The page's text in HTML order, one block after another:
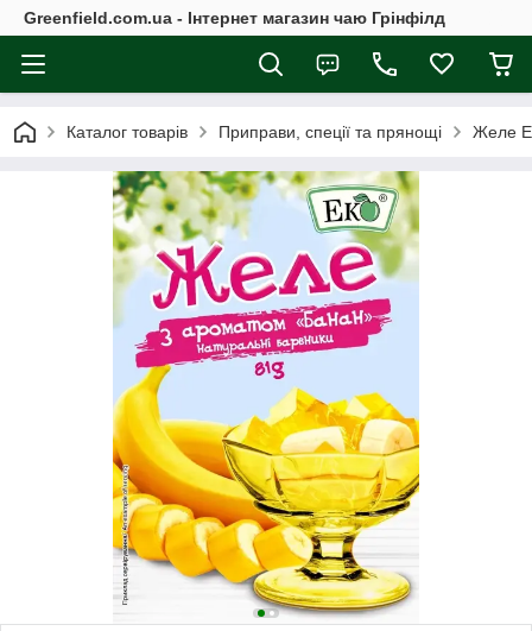
Greenfield.com.ua - Інтернет магазин чаю Грінфілд
Каталог товарів Приправи, спеції та прянощі Желе